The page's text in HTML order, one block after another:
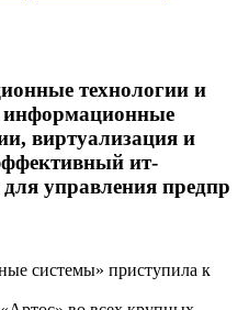
технологии и
информационные
виртуализация и
ит-
управления предпр
системы» приступила к